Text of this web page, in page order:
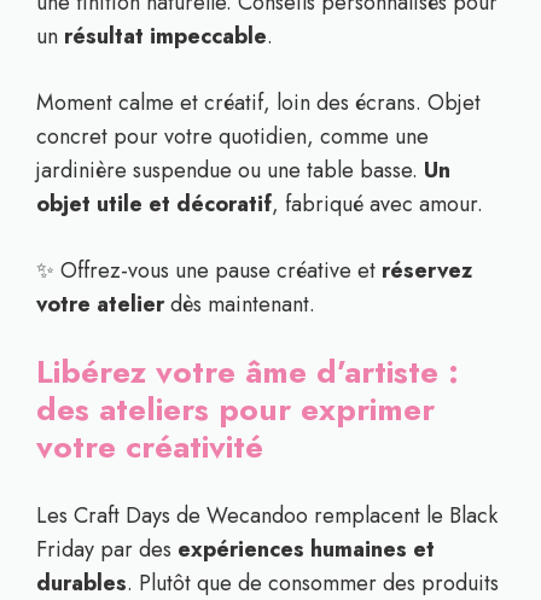
un résultat impeccable.
Moment calme et créatif, loin des écrans. Objet
concret pour votre quotidien, comme une
jardinière suspendue ou une table basse. Un
objet utile et décoratif, fabriqué avec amour.
✨ Offrez-vous une pause créative et réservez
votre atelierdès maintenant.
Libérez votre âme d’artiste :
des ateliers pour exprimer
votre créativité
Les Craft Days de Wecandoo remplacent le Black
Friday par des expériences humaines et
durables. Plutôt que de consommer des produits